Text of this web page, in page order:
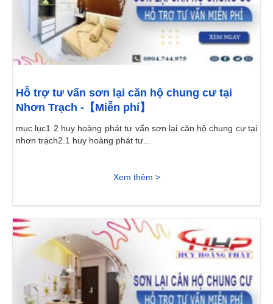
Hỗ trợ tư vấn sơn lại căn hộ chung cư tại
Nhơn Trạch -【Miễn phí】
mục lục1 2 huy hoàng phát tư vấn sơn lại căn hộ chung cư tại
nhơn trạch2.1 huy hoàng phát tư...
Xem thêm >